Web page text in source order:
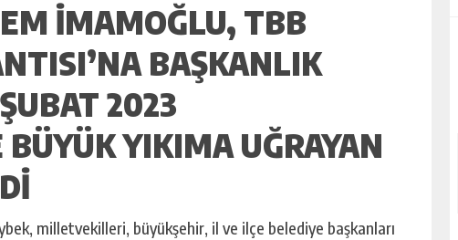
İMAMOĞLU, TBB
BAŞKANLIK
2023
YIKIMA UĞRAYAN
milletvekilleri, büyükşehir, il ve ilçe belediye başkanları